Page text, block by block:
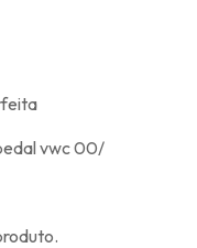
vwc 00/